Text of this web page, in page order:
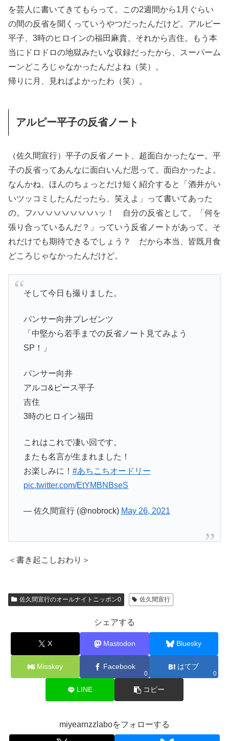
を芸人に書いてきてもらって。この2週間から1月ぐらい
の間の反省を聞くっていうやつだったんだけど。アルピー
平子、3時のヒロインの福田麻貴、それから吉住。もう本
当にドロドロの地獄みたいな収録だったから、スーパーム
ーンどころじゃなかったんだよね（笑）。
帰りに月、見ればよかったわ（笑）。
アルピー平子の反省ノート
（佐久間宣行）平子の反省ノート、超面白かったなー。平
子の反省ってあんなに面白いんだ思って。面白かったよ。
なんかね、ほんのちょっとだけ短く紹介すると「酒井がい
いツッコミしたんだったら、笑えよ」って書いてあった
の。フハハハハハハハハッ！ 自分の反省として。「何を
張り合っているんだ？」っていう反省ノートがあって。そ
れだけでも期待できるでしょう？ だから本当、皆既月食
どころじゃなかったんだけど。
そして今日も撮りました。
パンサー向井プレゼンツ
「中堅から若手までの反省ノート見てみよう
SP！」
パンサー向井
アルコ&ピース平子
吉住
3時のヒロイン福田
これはこれで凄い回です。
またも名言が生まれました！
お楽しみに！ #あちこちオードリー
pic.twitter.com/EtYMBNBseS
— 佐久間宣行 (@nobrock) May 26, 2021
＜書き起こしおわり＞
佐久間宣行のオールナイトニッポン0 佐久間宣行
シェアする
X Mastodon Bluesky
Misskey Facebook
0
はてブ
0
LINE コピー
miyearnzzlaboをフォローする